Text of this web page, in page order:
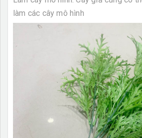
làm các cây mô hình